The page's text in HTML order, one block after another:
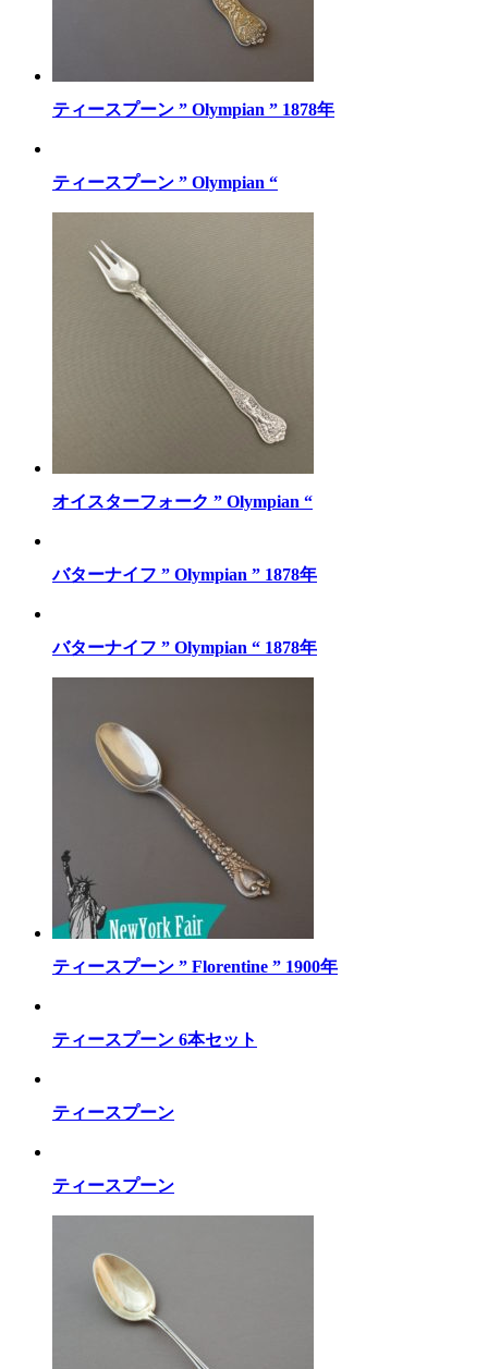
ティースプーン ” Olympian ” 1878年
ティースプーン ” Olympian “
オイスターフォーク ” Olympian “
バターナイフ ” Olympian ” 1878年
バターナイフ ” Olympian “ 1878年
ティースプーン ” Florentine ” 1900年
ティースプーン 6本セット
ティースプーン
ティースプーン